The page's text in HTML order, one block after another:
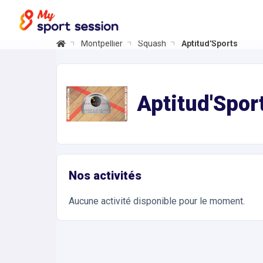
Montpellier Squash Aptitud'Sports
Nos activités
Aucune activité disponible pour le moment.